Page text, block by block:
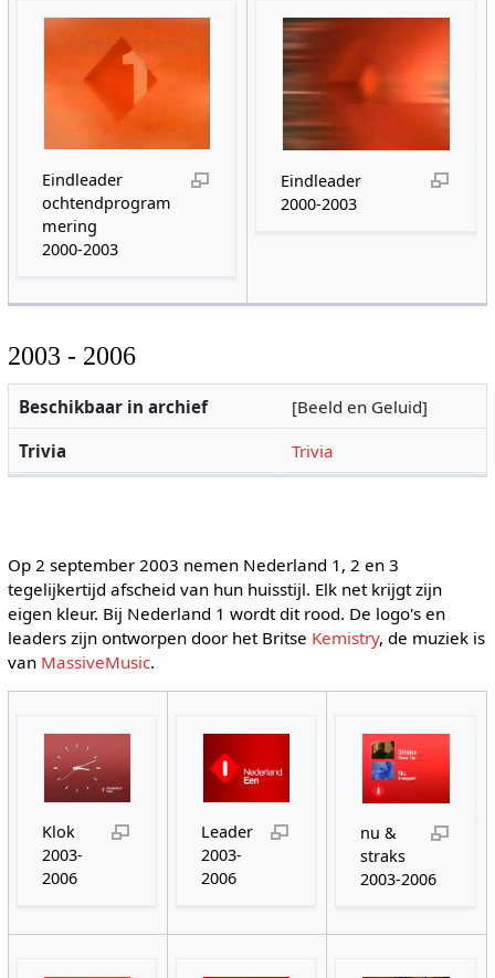
Eindleader
ochtendprogram
mering
2000-2003
Eindleader
2000-2003
2003 - 2006
Beschikbaar in archief
[Beeld en Geluid]
Trivia
Trivia
Op 2 september 2003 nemen Nederland 1, 2 en 3
tegelijkertijd afscheid van hun huisstijl. Elk net krijgt zijn
eigen kleur. Bij Nederland 1 wordt dit rood. De logo's en
leaders zijn ontworpen door het Britse Kemistry, de muziek is
van MassiveMusic.
Klok
2003-
2006
Leader
2003-
2006
nu &
straks
2003-2006